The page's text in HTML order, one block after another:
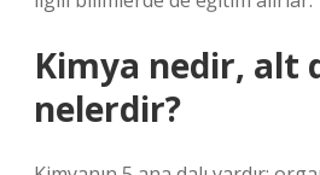
Kimya nedir, alt
nelerdir?